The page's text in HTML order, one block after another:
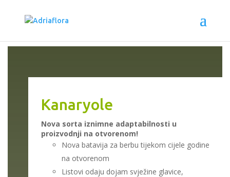
Kanaryole
Nova sorta iznimne adaptabilnosti u
proizvodnji na otvorenom!
Nova batavija za berbu tijekom cijele godine
na otvorenom
Listovi odaju dojam svježine glavice,